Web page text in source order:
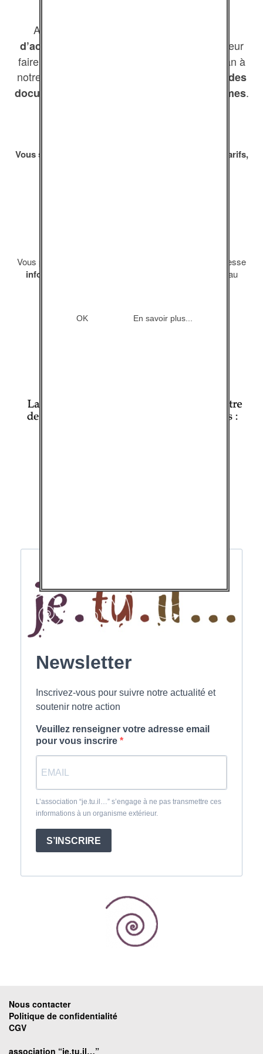
OK En savoir plus...
A l’issue de chaque formation,
d’accès sont remis aux stagiaires
afin de leur
faire bénéficier d’un abonnement initial d’un an à
notre site internet, avec accès à
l’intégralité des
documents pédagogiques et des programmes.
Vous souhaitez en savoir plus sur les déroulés, les tarifs,
Vous pouvez également nous écrire directement à l’adresse
info@jetuil.asso.fr
ou nous contacter par téléphone au
Newsletter
Inscrivez-vous pour suivre notre actualité et
soutenir notre action
Veuillez renseigner votre adresse email
pour vous inscrire
L’association “je.tu.il…” s’engage à ne pas transmettre ces
informations à un organisme extérieur.
S’INSCRIRE
Nous contacter
Politique de confidentialité
CGV
association “je.tu.il…”